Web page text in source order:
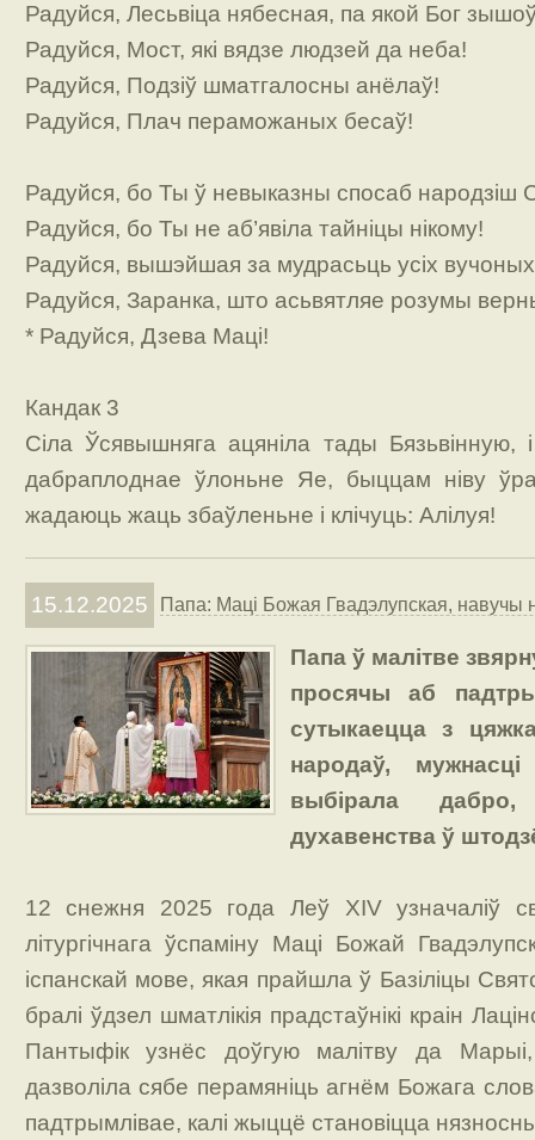
Радуйся, Лесьвіца нябесная, па якой Бог
Радуйся, Мост, які вядзе людзей да неба!
Радуйся, Подзіў шматгалосны анёлаў!
Радуйся, Плач пераможаных бесаў!
Радуйся, бо Ты ў невыказны спосаб народзіш
Радуйся, бо Ты не аб’явіла тайніцы нікому!
Радуйся, вышэйшая за мудрасьць усіх
Радуйся, Заранка, што асьвятляе розумы
* Радуйся, Дзева Маці!
Кандак 3
Сіла Ўсявышняга ацяніла тады Бязьвінную,
дабраплоднае ўлоньне Яе, быццам ніву
жадаюць жаць збаўленьне і клічуць: Алілуя!
15.12.2025 Папа: Маці Божая Гвадэлупская, навучы
Папа ў малітве
просячы аб
сутыкаецца з
народаў,
выбірала
духавенства ў
12 снежня 2025 года Леў XIV узначаліў
літургічнага ўспаміну Маці Божай
іспанскай мове, якая прайшла ў Базіліцы
бралі ўдзел шматлікія прадстаўнікі краін
Пантыфік узнёс доўгую малітву да
дазволіла сябе перамяніць агнём Божага
падтрымлівае, калі жыццё становіцца